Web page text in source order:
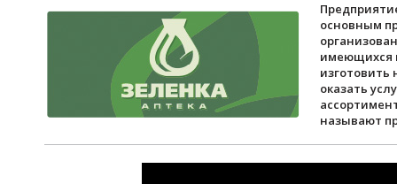
основным
имеющихся
оказать
называют